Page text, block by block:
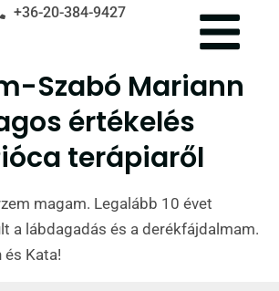
+36-20-384-9427
Szabó Mariann
értékelés
terápiaről
magam. Legalább 10 évet
a lábdagadás és a derékfájdalmam.
Kata!